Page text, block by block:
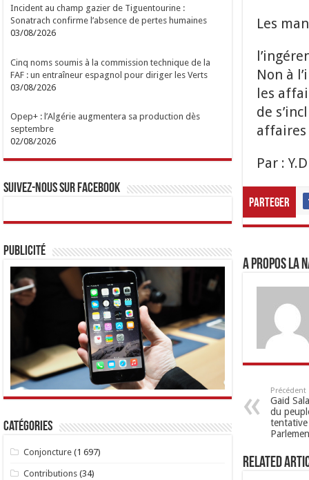
Les
Non à
les
de
Par : Y.D
Parteger
A propos LA
Précédent
Gaid
du
tentative
Related
Incident au champ gazier de Tiguentourine :
Sonatrach confirme l’absence de pertes humaines
03/08/2026
Cinq noms soumis à la commission technique de la
FAF : un entraîneur espagnol pour diriger les Verts
03/08/2026
Opep+ : l’Algérie augmentera sa production dès
septembre
02/08/2026
Suivez-nous sur Facebook
Publicité
Catégories
Conjoncture (1 697)
Contributions (34)